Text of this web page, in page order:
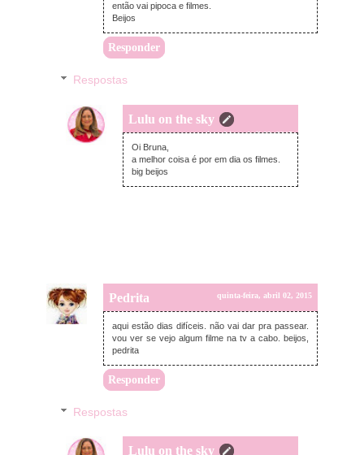
então vai pipoca e filmes.
Beijos
Responder
Respostas
Lulu on the sky
quinta-feira, abril 02, 2015
Oi Bruna,
a melhor coisa é por em dia os filmes.
big beijos
Pedrita quinta-feira, abril 02, 2015
aqui estão dias difíceis. não vai dar pra passear.
vou ver se vejo algum filme na tv a cabo. beijos,
pedrita
Responder
Respostas
Lulu on the sky